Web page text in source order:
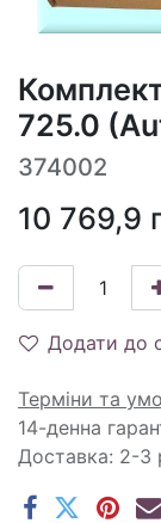
725.0
374002
10 769,9
Додати до
Терміни та
14-денна
Доставка: 2-3